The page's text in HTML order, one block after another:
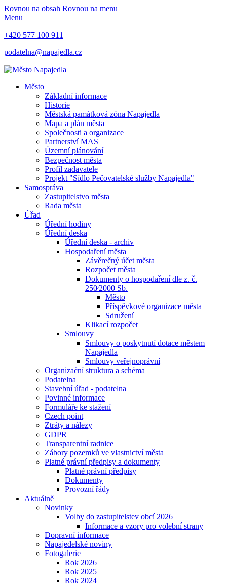
Rovnou na obsah Rovnou na menu
Menu
+420 577 100 911
podatelna@napajedla.cz
Město
Základní informace
Historie
Městská památková zóna Napajedla
Mapa a plán města
Společnosti a organizace
Partnerství MAS
Územní plánování
Bezpečnost města
Profil zadavatele
Projekt "Sídlo Pečovatelské služby Napajedla"
Samospráva
Zastupitelstvo města
Rada města
Úřad
Úřední hodiny
Úřední deska
Úřední deska - archiv
Hospodaření města
Závěrečný účet města
Rozpočet města
Dokumenty o hospodaření dle z. č.
250⁄2000 Sb.
Město
Příspěvkové organizace města
Sdružení
Klikací rozpočet
Smlouvy
Smlouvy o poskytnutí dotace městem
Napajedla
Smlouvy veřejnoprávní
Organizační struktura a schéma
Podatelna
Stavební úřad - podatelna
Povinné informace
Formuláře ke stažení
Czech point
Ztráty a nálezy
GDPR
Transparentní radnice
Zábory pozemků ve vlastnictví města
Platné právní předpisy a dokumenty
Platné právní předpisy
Dokumenty
Provozní řády
Aktuálně
Novinky
Volby do zastupitelstev obcí 2026
Informace a vzory pro volební strany
Dopravní informace
Napajedelské noviny
Fotogalerie
Rok 2026
Rok 2025
Rok 2024